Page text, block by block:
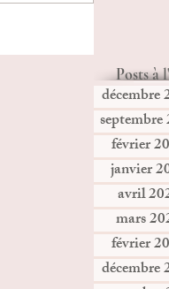
décembre
février
janvier
avril
mars
février
décembre
Posts à